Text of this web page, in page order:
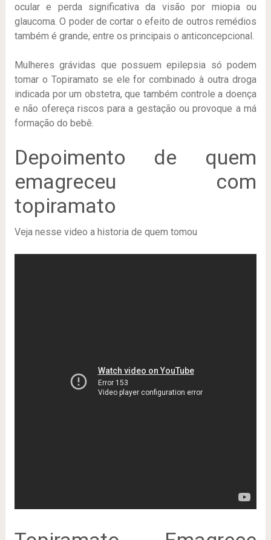
ocular e perda significativa da visão por miopia ou
glaucoma. O poder de cortar o efeito de outros remédios
também é grande, entre os principais o anticoncepcional.
Mulheres grávidas que possuem epilepsia só podem
tomar o Topiramato se ele for combinado à outra droga
indicada por um obstetra, que também controle a doença
e não ofereça riscos para a gestação ou provoque a má
formação do bebê.
Depoimento de quem
emagreceu com
topiramato
Veja nesse video a historia de quem tomou